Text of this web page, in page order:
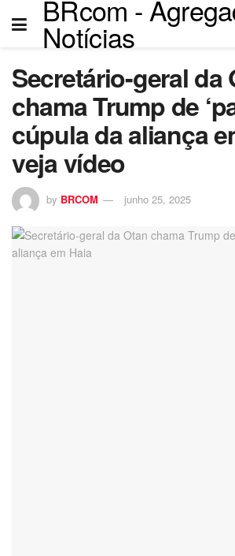
BRcom -
Notícias
Secretário-geral da
chama Trump de
cúpula da aliança
veja vídeo
by BRCOM junho 25, 2025